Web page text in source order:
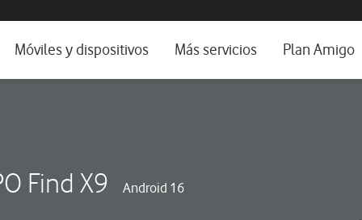
e idioma
Móviles y dispositivos Más servicios Plan Amigo
Find X9 Android 16